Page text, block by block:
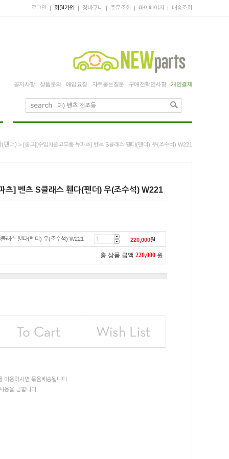
로그인 | 회원가입 | 장바구니 | 주문조회 | 마이페이지 | 배송조회
공지사항
상품문의 매입요청 자주묻는질문 구매전확인사항 개인결제
(펜더) > [중고][수입차중고부품 뉴파츠] 벤츠 S클래스 휀다(펜더) 우(조수석) W221
츠] 벤츠 S클래스 휀다(펜더) 우(조수석) W221
래스 휀다(펜더) 우(조수석) W221 220,000원
총 상품 금액 220,000 원
이용하시면 묶음배송됩니다.
용을 금합니다.